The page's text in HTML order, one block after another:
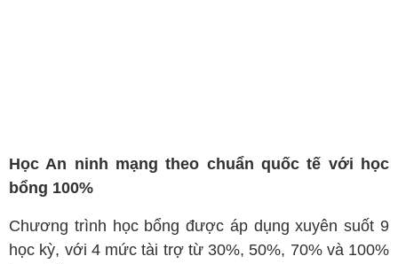
Học An ninh mạng theo chuẩn quốc tế với học
bổng 100%
Chương trình học bổng được áp dụng xuyên suốt 9
học kỳ, với 4 mức tài trợ từ 30%, 50%, 70% và 100%